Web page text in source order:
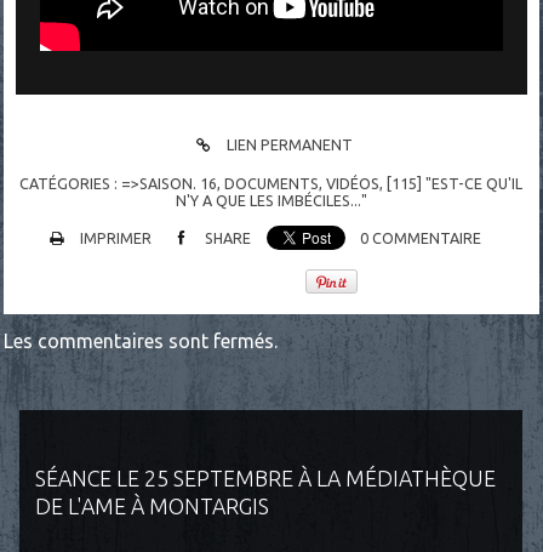
SÉANCE LE 25 SEPTEMBRE À LA MÉDIATHÈQUE
DE L'AME À MONTARGIS
LIEN PERMANENT
CATÉGORIES : =>SAISON. 16,DOCUMENTS,VIDÉOS,
[115] "EST-CE QU'IL
N'Y A QUE LES IMBÉCILES..."
IMPRIMER SHARE 0 COMMENTAIRE
Les commentaires sont fermés.